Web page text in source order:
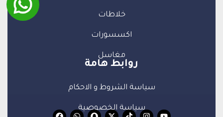
خلاطات
اكسسورات
مغاسل
روابط هامة
سياسة الشروط و الاحكام
سياسة الخصوصية